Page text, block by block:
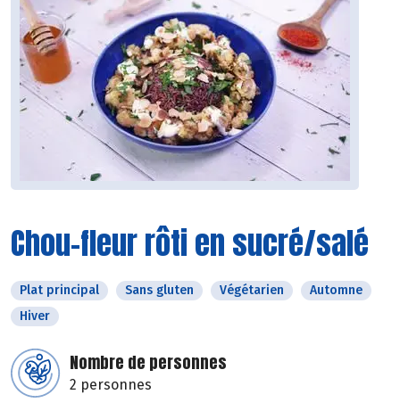
Chou-fleur rôti en sucré/salé
Plat principal Sans gluten Végétarien
Automne
Hiver
Nombre de personnes
2 personnes